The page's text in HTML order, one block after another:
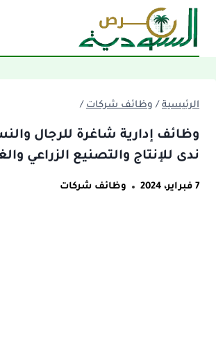
التجاوز
المحتوى
الرئيسية / وظائف شركات /
وظائف إدارية شاغرة للرجال
ندى للإنتاج والتصنيع الزراعي
7 فبراير، 2024 وظائف شركات